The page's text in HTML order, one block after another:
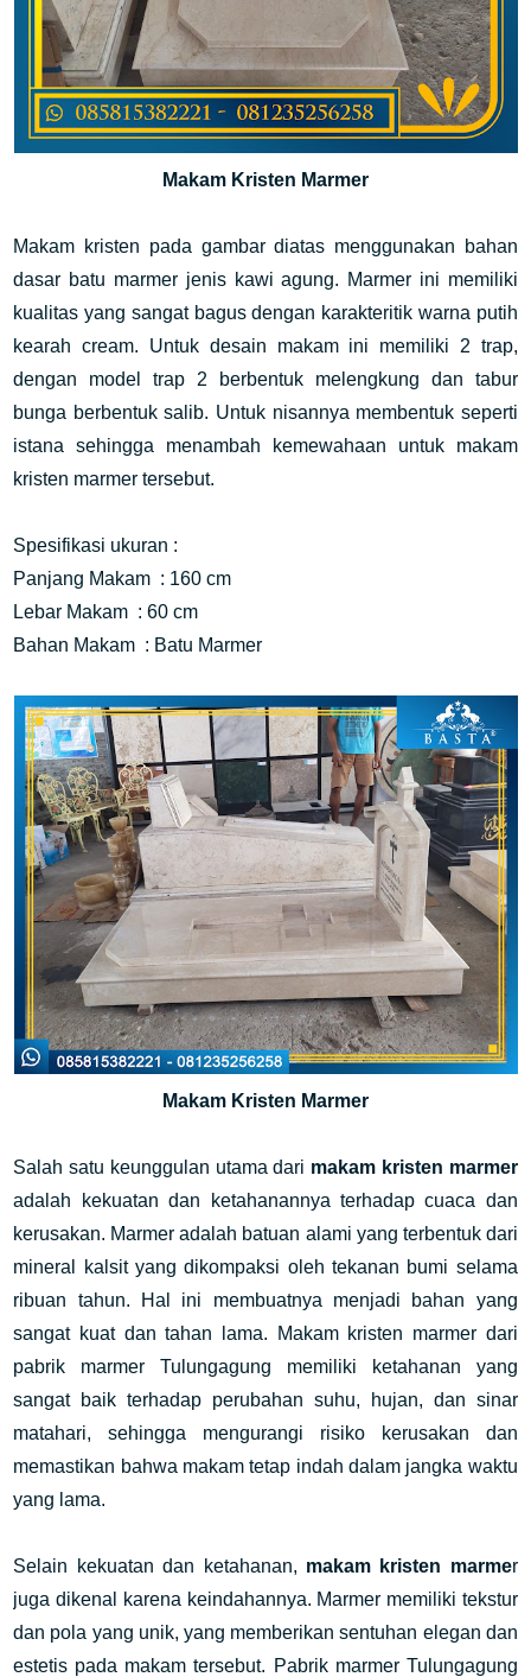
Makam Kristen Marmer
Makam kristen pada gambar diatas menggunakan bahan
dasar batu marmer jenis kawi agung. Marmer ini memiliki
kualitas yang sangat bagus dengan karakteritik warna putih
kearah cream. Untuk desain makam ini memiliki 2 trap,
dengan model trap 2 berbentuk melengkung dan tabur
bunga berbentuk salib. Untuk nisannya membentuk seperti
istana sehingga menambah kemewahaan untuk makam
kristen marmer tersebut.
Spesifikasi ukuran :
Panjang Makam  : 160 cm
Lebar Makam  : 60 cm
Bahan Makam  : Batu Marmer
Makam Kristen Marmer
Salah satu keunggulan utama dari makam kristen marmer
adalah kekuatan dan ketahanannya terhadap cuaca dan
kerusakan. Marmer adalah batuan alami yang terbentuk dari
mineral kalsit yang dikompaksi oleh tekanan bumi selama
ribuan tahun. Hal ini membuatnya menjadi bahan yang
sangat kuat dan tahan lama. Makam kristen marmer dari
pabrik marmer Tulungagung memiliki ketahanan yang
sangat baik terhadap perubahan suhu, hujan, dan sinar
matahari, sehingga mengurangi risiko kerusakan dan
memastikan bahwa makam tetap indah dalam jangka waktu
yang lama.
Selain kekuatan dan ketahanan, makam kristen marmer
juga dikenal karena keindahannya. Marmer memiliki tekstur
dan pola yang unik, yang memberikan sentuhan elegan dan
estetis pada makam tersebut. Pabrik marmer Tulungagung